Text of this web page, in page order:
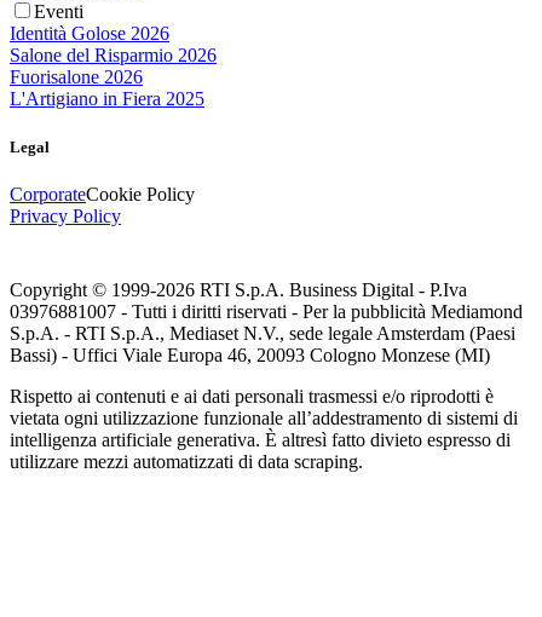
Eventi
Identità Golose 2026
Salone del Risparmio 2026
Fuorisalone 2026
L'Artigiano in Fiera 2025
Legal
CorporateCookie Policy
Privacy Policy
Copyright © 1999-2026 RTI S.p.A. Business Digital - P.Iva
03976881007 - Tutti i diritti riservati - Per la pubblicità Mediamond
S.p.A. - RTI S.p.A., Mediaset N.V., sede legale Amsterdam (Paesi
Bassi) - Uffici Viale Europa 46, 20093 Cologno Monzese (MI)
Rispetto ai contenuti e ai dati personali trasmessi e/o riprodotti è
vietata ogni utilizzazione funzionale all’addestramento di sistemi di
intelligenza artificiale generativa. È altresì fatto divieto espresso di
utilizzare mezzi automatizzati di data scraping.